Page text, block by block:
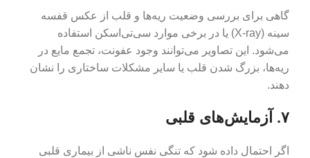
گاهی برای بررسی وضعیت ریه‌ها و قلب از عکس قفسه
سینه (X-ray) یا در برخی موارد سی‌تی‌اسکن استفاده
می‌شود. این تصاویر می‌توانند وجود عفونت، تجمع مایع در
ریه‌ها، بزرگ شدن قلب یا سایر مشکلات ساختاری را نشان
دهند.
۷. آزمایش‌های قلبی
اگر احتمال داده شود که تنگی نفس ناشی از بیماری قلبی